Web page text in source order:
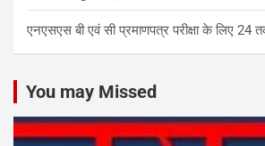
एनएसएस बी एवं सी प्रमाणपत्र परीक्षा के लिए
You may Missed